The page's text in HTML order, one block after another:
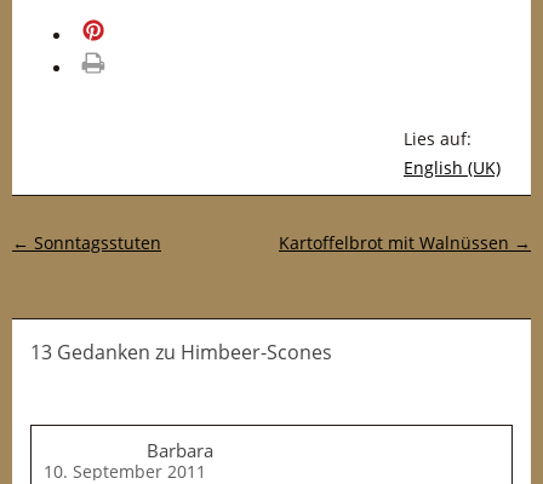
Lies auf:
English (UK)
Post-Navigation
← Sonntagsstuten Kartoffelbrot mit Walnüssen →
13 Gedanken zu Himbeer-Scones
Barbara
10. September 2011